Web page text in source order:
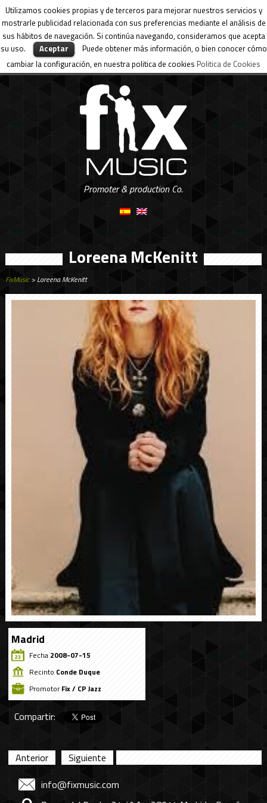
Utilizamos cookies propias y de terceros para mejorar nuestros servicios y
mostrarle publicidad relacionada con sus preferencias mediante el análisis de
sus hábitos de navegación. Si continúa navegando, consideramos que acepta
su uso.
Aceptar
Puede obtener más información, o bien conocer cómo
cambiar la configuración, en nuestra politica de cookies Politica de Cookies
Promoter & production Co.
Loreena McKenitt
FixMusic> Loreena McKenitt
Madrid
Fecha 2008-07-15
Recinto Conde Duque
PromotorFix / CP Jazz
Compartir:
Anterior
Siguiente
info@fixmusic.com